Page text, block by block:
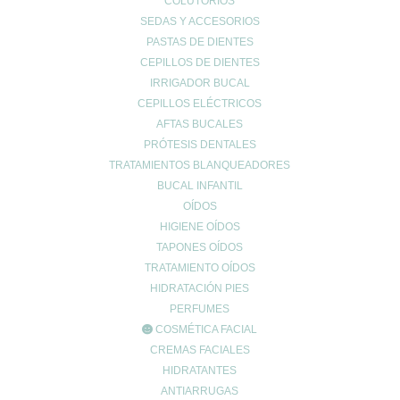
SEDAS Y ACCESORIOS
PASTAS DE DIENTES
CEPILLOS DE DIENTES
IRRIGADOR BUCAL
CEPILLOS ELÉCTRICOS
AFTAS BUCALES
PRÓTESIS DENTALES
TRATAMIENTOS BLANQUEADORES
BUCAL INFANTIL
OÍDOS
HIGIENE OÍDOS
TAPONES OÍDOS
TRATAMIENTO OÍDOS
HIDRATACIÓN PIES
PERFUMES
COSMÉTICA FACIAL
CREMAS FACIALES
HIDRATANTES
ANTIARRUGAS
verdaderamente útil en la eliminación de materiales pesados
como el mercurio, el plomo o el arsénico, entre otros.
El alto contenido en pectina de la piel de la manzana nos ayuda a
cánceres intestinales y problemas cardiovasculares.
Todas estas propiedades han hecho que la pectina de manzana
Algunos estudios farmacológicos y de fitoterapia creen que la
puede ayudar a crear fármacos orales
en la zona colónica. Incluso hay estudios que indican que podría
usarse como vehículo celular inyectable para
, gracias a una sustancia cerosa, llamada ácido ursólico,
que reduce el desgaste muscular y promueve el crecimiento del